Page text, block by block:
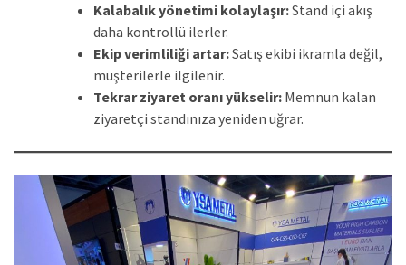
Kalabalık yönetimi kolaylaşır:Stand içi akış
daha kontrollü ilerler.
Ekip verimliliği artar:Satış ekibi ikramla değil,
müşterilerle ilgilenir.
Tekrar ziyaret oranı yükselir: Memnun kalan
ziyaretçi standınıza yeniden uğrar.